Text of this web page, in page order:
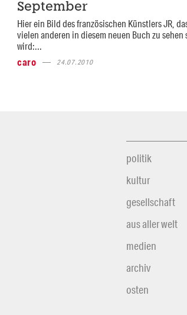
September
Hier ein Bild des französischen Künstlers JR,
vielen anderen in diesem neuen Buch zu sehen
wird:...
caro
24.07.2010
politik
kultur
gesellschaft
aus aller welt
medien
archiv
osten